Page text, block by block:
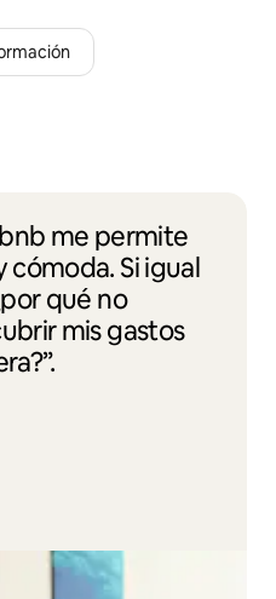
me permite
Si igual
qué no
mis gastos